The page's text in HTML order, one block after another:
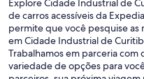
Explore Cidade Industrial de
de carros acessíveis da
permite que você pesquise
em Cidade Industrial de
Trabalhamos em parceria
variedade de opções para